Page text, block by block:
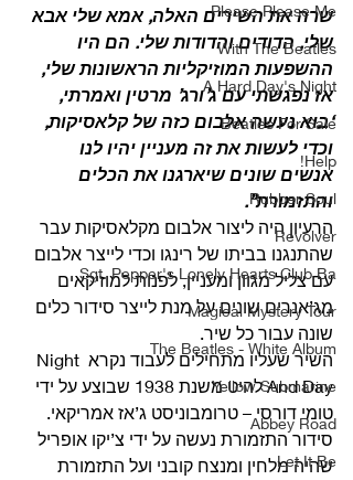
Please Please Me
With The Beatles
A Hard Day's Night
Beatles For Sale
Help!
Rubber Soul
Revolver
Sgt. Pepper's Lonely Hearts Club Ba
Magical Mystery Tour
The Beatles - White Album
Yellow Submarine
Abbey Road
Let It Be
שרה את השירים האלה, אמא שלי אבא
שלי, הדודים והדודות שלי. הם היו
ההשפעות המוזיקליות הראשונות שלי,
אז נפגשתי עם ג’ורג’ מרטין ואמרתי,
‘בוא נעשה אלבום כזה של קלאסיקות,
וכדי לעשות את זה מעניין יהיו לנו
אנשים שונים שיארגנו את הכלים
והתזמורת”.
הרעיון היה ליצור אלבום מקלאסיקות עבר
שהתנגנו בביתו של רינגו וכדי לייצר אלבום
עם צליל מגוון ומעניין, לפנות למוזיקאים
מג’אנרים שונים על מנת לייצר סידור כלים
שונה עבור כל שיר.
השיר שעליו מתחילים לעבוד נקרא Night
And Day להיט משנת 1938 שבוצע על ידי
טומי דורסי – טרומבוניסט ג’אז אמריקאי.
סידור התזמורת נעשה על ידי צ’יקו אופריל
שהיה מלחין ומנצח קובני ועל התזמורת